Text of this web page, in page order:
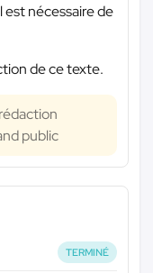
nécessaire de
de ce texte.
public
TERMINÉ